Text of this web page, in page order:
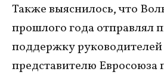
Также выяснилось, что
прошлого года отправлял
поддержку
представителю